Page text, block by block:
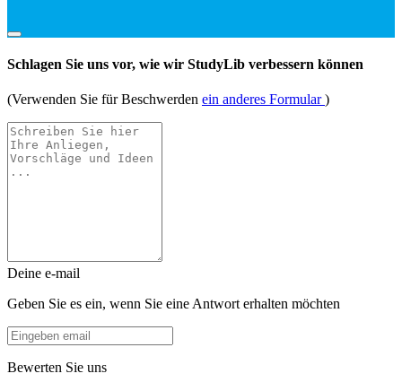
Schlagen Sie uns vor, wie wir StudyLib verbessern können
(Verwenden Sie für Beschwerden ein anderes Formular)
Deine e-mail
Geben Sie es ein, wenn Sie eine Antwort erhalten möchten
Bewerten Sie uns